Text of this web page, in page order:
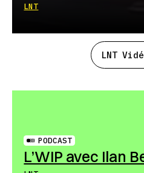
LNT
LNT
PODCAST
L’WIP avec Ilan